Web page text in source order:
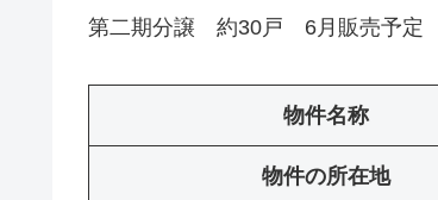
第二期分譲 約30戸 6月販売予定
物件名称
物件の所在地